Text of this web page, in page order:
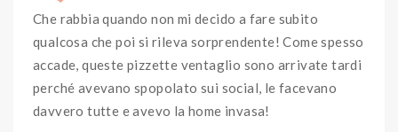
Che rabbia quando non mi decido a fare subito
qualcosa che poi si rileva sorprendente! Come spesso
accade, queste pizzette ventaglio sono arrivate tardi
perché avevano spopolato sui social, le facevano
davvero tutte e avevo la home invasa!